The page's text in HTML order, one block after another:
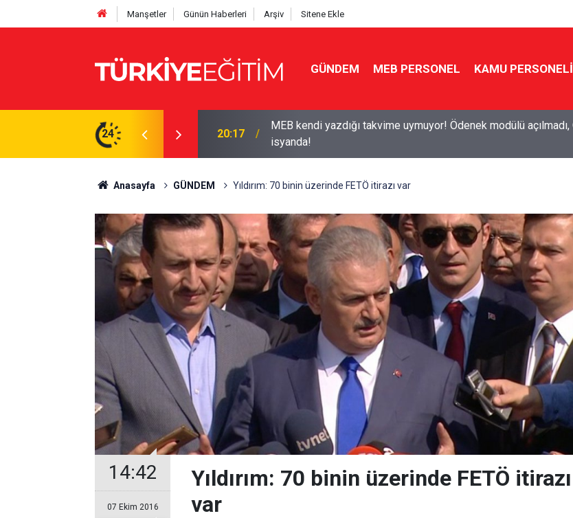
Manşetler Günün Haberleri Arşiv Sitene Ekle
GÜNDEM MEB PERSONEL KAMU PERSONELİ
24
Ödenek modülü açılmadı, Okul müdürleri
19:50 2026-2027 ücretli öğretmenlik: Kimler başvurabilir, nasıl yapılır?
Anasayfa GÜNDEM Yıldırım: 70 binin üzerinde FETÖ itirazı var
14:42
07 Ekim 2016
Yıldırım: 70 binin üzerinde FETÖ itirazı
var